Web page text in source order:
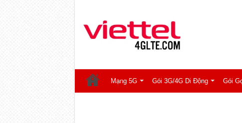
Mạng 5G Gói 3G/4G Di Động Gói